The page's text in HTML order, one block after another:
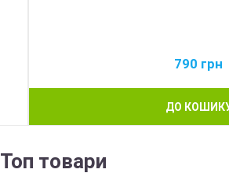
790 грн
ДО
Топ товари